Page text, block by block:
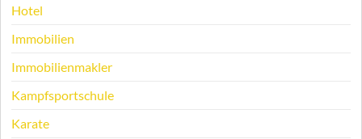
Hotel
Immobilien
Immobilienmakler
Kampfsportschule
Karate